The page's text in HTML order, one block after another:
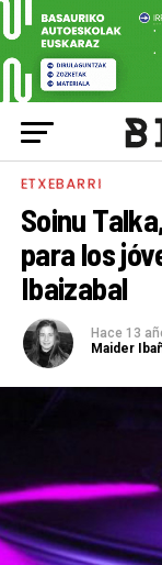
ETXEBARRI
Soinu
para los
Ibaizabal
Hace 13
Maider